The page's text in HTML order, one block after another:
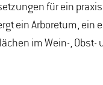
für ein
ein Arboretum, ein
im Wein-, Obst-